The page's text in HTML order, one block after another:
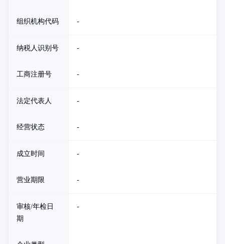
组织机构代码 -
纳税人识别号 -
工商注册号 -
法定代表人 -
经营状态 -
成立时间 -
营业期限 -
审核/年检日
期
-